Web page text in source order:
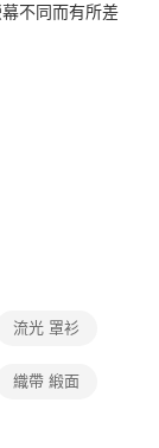
業銀行
。 讓您購物簡單
可透過四大超商／
取消訂單，請聯絡
home
不同而有所差
流光 罩衫
織帶 緞面